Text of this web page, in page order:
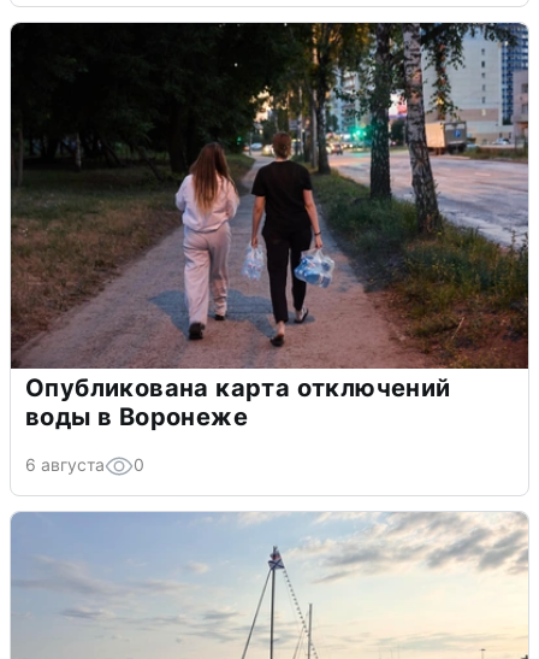
Опубликована карта отключений
воды в Воронеже
6 августа 0